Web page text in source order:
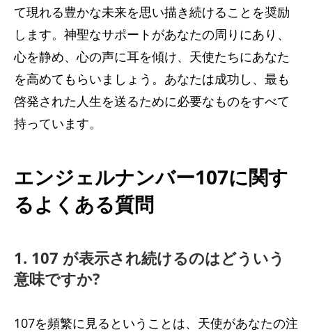
て現れる豊かな未来を思い描き続けることを奨励
します。神聖なサポートがあなたの周りにあり、
心を静め、心の声に耳を傾け、天使たちにあなた
を高めてもらいましょう。あなたは成功し、最も
啓発された人生を送るために必要なものをすべて
持っています。
エンジェルナンバー107に関す
るよくある質問
1. 107 が表示され続けるのはどういう
意味ですか?
107を頻繁に見るということは、天使があなたの注